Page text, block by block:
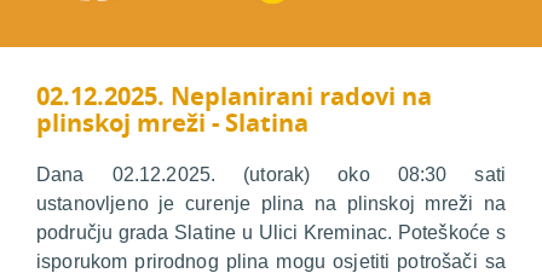
02.12.2025. Neplanirani radovi na
plinskoj mreži - Slatina
Dana 02.12.2025. (utorak) oko 08:30 sati
ustanovljeno je curenje plina na plinskoj mreži na
području grada Slatine u Ulici Kreminac. Poteškoće s
isporukom prirodnog plina mogu osjetiti potrošači sa